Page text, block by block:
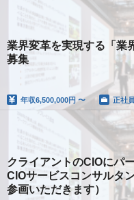
業界変革を実現する「業
募集
年収6,500,000円 〜 正社員
クライアントのCIOにパ
CIOサービスコンサルタ
参画いただきます）